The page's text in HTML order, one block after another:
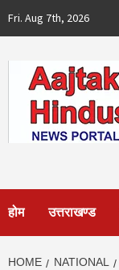
Fri. Aug 7th, 2026
होम उत्तराखण्ड
HOME NATIONAL